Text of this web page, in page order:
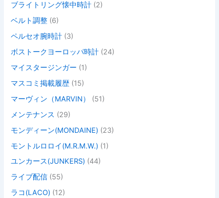
ブライトリング懐中時計 (2)
ベルト調整 (6)
ペルセオ腕時計 (3)
ボストークヨーロッパ時計 (24)
マイスタージンガー (1)
マスコミ掲載履歴 (15)
マーヴィン（MARVIN）
(51)
メンテナンス (29)
モンディーン(MONDAINE) (23)
モントルロロイ(M.R.M.W.) (1)
ユンカース(JUNKERS) (44)
ライブ配信 (55)
ラコ(LACO) (12)